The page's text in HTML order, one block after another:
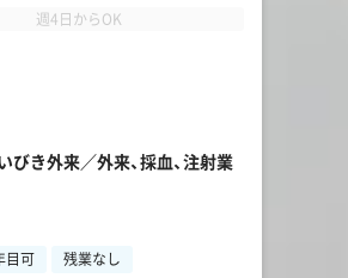
週4日からOK
びき外来／外来、採血、注射業
目可
残業なし